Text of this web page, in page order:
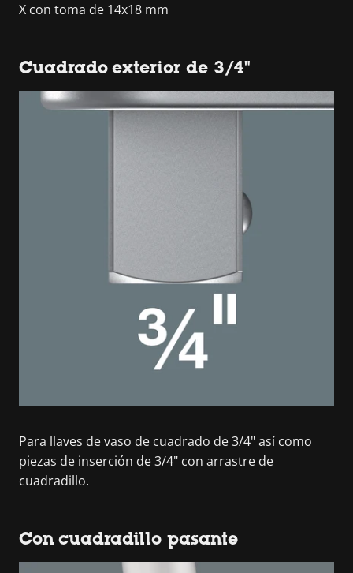
X con toma de 14x18 mm
Cuadrado exterior de 3/4"
Para llaves de vaso de cuadrado de 3/4" así como
piezas de inserción de 3/4" con arrastre de
cuadradillo.
Con cuadradillo pasante